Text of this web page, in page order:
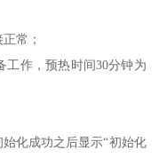
常；
工作，预热时间30分钟为
化成功之后显示“初始化